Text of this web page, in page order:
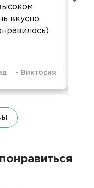
вкусно.
- Виктория